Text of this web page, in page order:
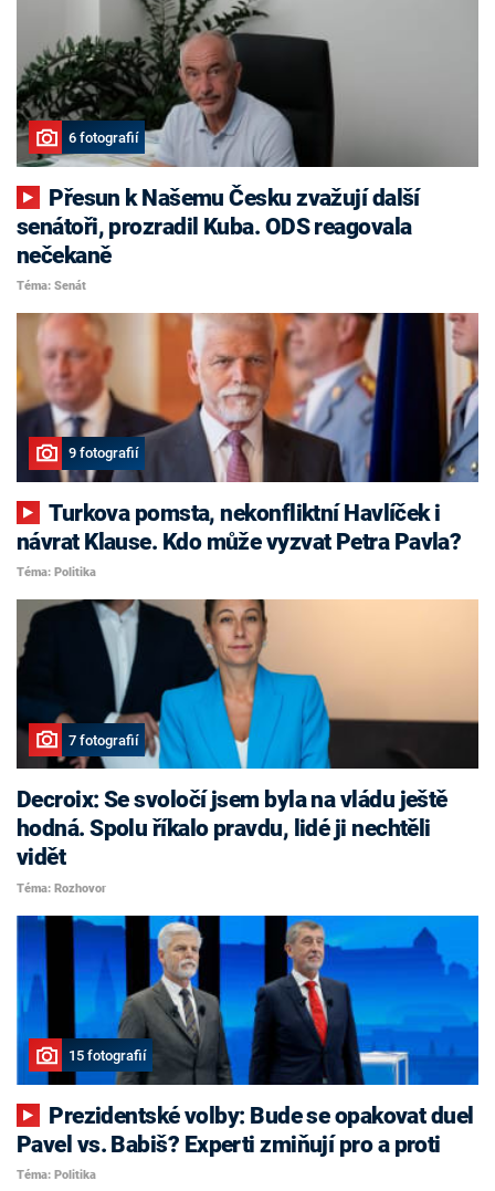
6 fotografií
senátoři, prozradil Kuba. ODS reagovala
nečekaně
Téma: Senát
9 fotografií
Turkova pomsta, nekonfliktní Havlíček i
návrat Klause. Kdo může vyzvat Petra Pavla?
Téma: Politika
7 fotografií
Decroix: Se svoločí jsem byla na vládu ještě
hodná. Spolu říkalo pravdu, lidé ji nechtěli
vidět
Téma: Rozhovor
15 fotografií
Pavel vs. Babiš? Experti zmiňují pro a proti
Téma: Politika